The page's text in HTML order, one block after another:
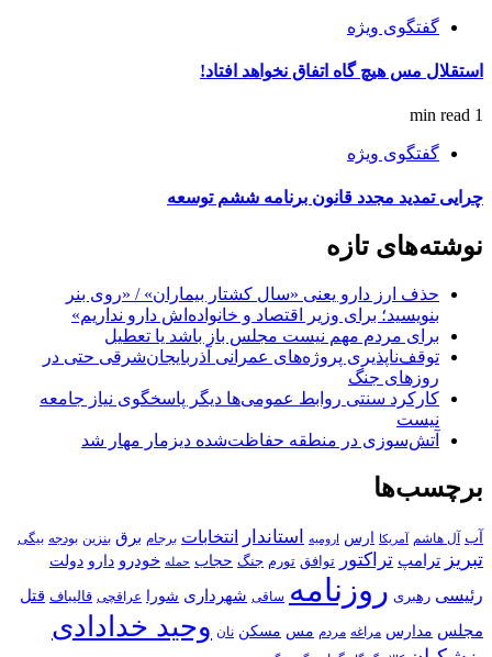
گفتگوی ویژه
استقلال مس هیچ گاه اتفاق نخواهد افتاد!
1 min read
گفتگوی ویژه
چرایی تمدید مجدد قانون برنامه ششم توسعه
نوشته‌های تازه
حذف ارز دارو یعنی «سال کشتار بیماران» / «روی بنر
بنویسید؛ برای وزیر اقتصاد و خانواده‌اش دارو نداریم»
برای مردم مهم نیست مجلس باز باشد یا تعطیل
توقف‌ناپذیری پروژه‌های عمرانی آذربایجان‌شرقی حتی در
روزهای جنگ
کارکرد سنتی روابط عمومی‌ها دیگر پاسخگوی نیاز جامعه
نیست
آتش‌سوزی در منطقه حفاظت‌شده دیزمار مهار شد
برچسب‌ها
آب آل هاشم آمریکا ارس ارومیه استاندار انتخابات برجام برق بنزین بودجه بیگی
تبریز ترامپ تراکتور توافق تورم جنگ حجاب حمله خودرو دارو دولت
رئیسی رهبری روزنامه ساقی شهرداری شورا عراقچی قالیباف قتل
مجلس مدارس مراغه مردم مس مسکن نان وحید خدادادی